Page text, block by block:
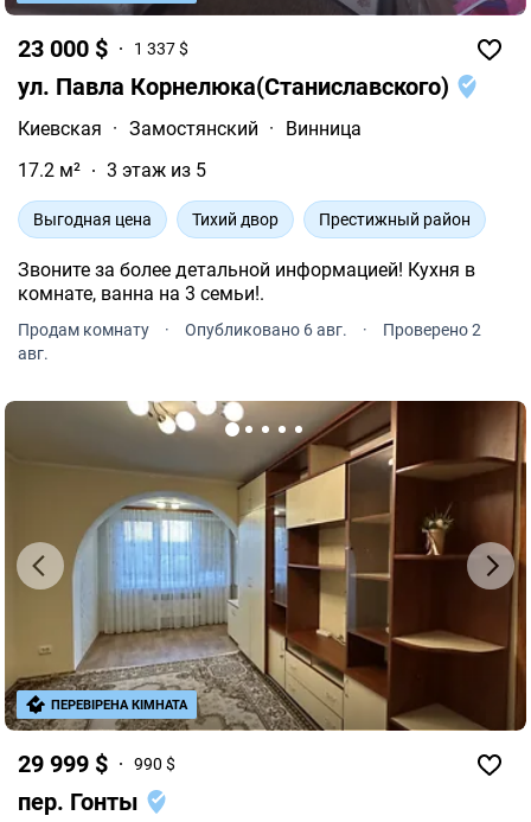
23 000 $ 1 337 $
ул. Павла Корнелюка(Станиславского)
Киевская · Замостянский ·
Винница
17.2 м²
3 этаж из 5
Выгодная цена Тихий двор Престижный район
Звоните за более детальной информацией! Кухня в
комнате, ванна на 3 семьи!.
Продам комнату · Опубликовано 6 авг. ·
Проверено 2
авг.
29 999 $ 990 $
пер. Гонты
ПЕРЕВІРЕНА КІМНАТА